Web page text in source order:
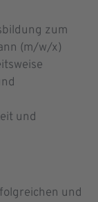
zum
(m/w/x)
und
und